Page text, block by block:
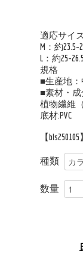
適応サイ
M：約23.5-
L：約25-
規格
■生産地：
■素材・成
植物繊維
底材:PVC
【bls250105】
種類
数量